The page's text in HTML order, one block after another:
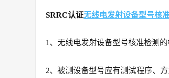
SRRC认证无线电发射设备型号核
1、无线电发射设备型号核准检测
2、被测设备型号应有测试程序、